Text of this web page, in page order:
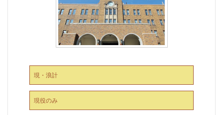
現・浪計
現役のみ